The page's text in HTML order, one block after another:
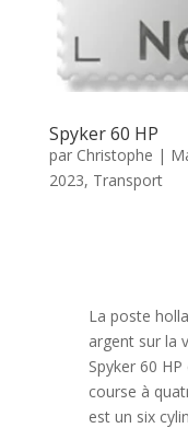
Spyker 60 HP
par Christophe |
2023, Transport
La poste
argent sur la
Spyker 60
course à
est un six